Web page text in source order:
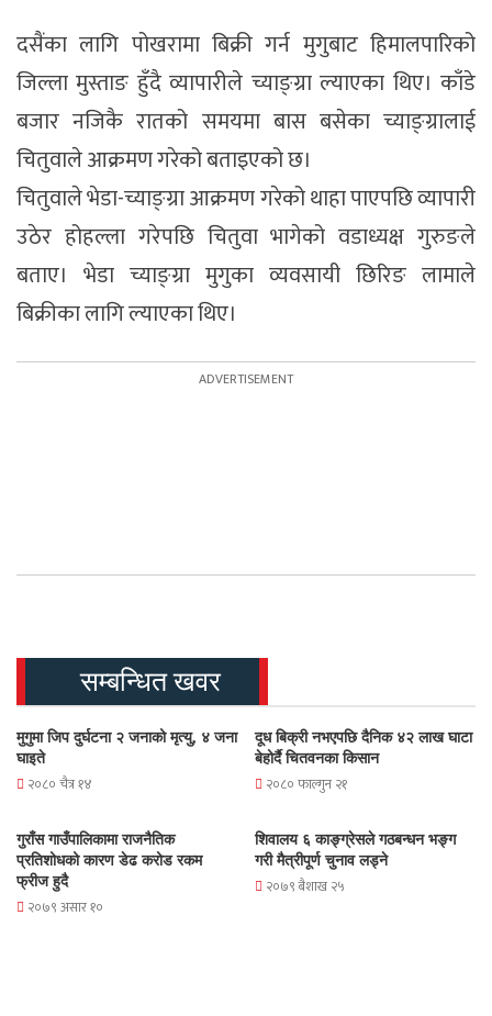
दसैंका लागि पोखरामा बिक्री गर्न मुगुबाट हिमालपारिको
जिल्ला मुस्ताङ हुँदै व्यापारीले च्याङ्ग्रा ल्याएका थिए। काँडे
बजार नजिकै रातको समयमा बास बसेका च्याङ्ग्रालाई
चितुवाले आक्रमण गरेको बताइएको छ।
चितुवाले भेडा-च्याङ्ग्रा आक्रमण गरेको थाहा पाएपछि व्यापारी
उठेर होहल्ला गरेपछि चितुवा भागेको वडाध्यक्ष गुरुङले
बताए। भेडा च्याङ्ग्रा मुगुका व्यवसायी छिरिङ लामाले
बिक्रीका लागि ल्याएका थिए।
सम्बन्धित खवर
मुगुमा जिप दुर्घटना २ जनाको मृत्यु, ४ जना
घाइते
२०८० चैत्र १४
दूध बिक्री नभएपछि दैनिक ४२ लाख घाटा
बेहोर्दै चितवनका किसान
२०८० फाल्गुन २१
गुराँस गाउँपालिकामा राजनैतिक
प्रतिशोधको कारण डेढ करोड रकम
फ्रीज हुदै
२०७९ असार १०
शिवालय ६ काङ्ग्रेसले गठबन्धन भङ्ग
गरी मैत्रीपूर्ण चुनाव लड्ने
२०७९ बैशाख २५